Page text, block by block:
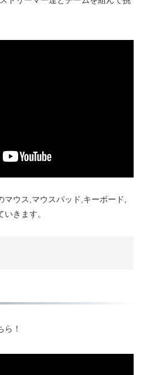
ウス,マウスパッド,キーボード,
きます。
！